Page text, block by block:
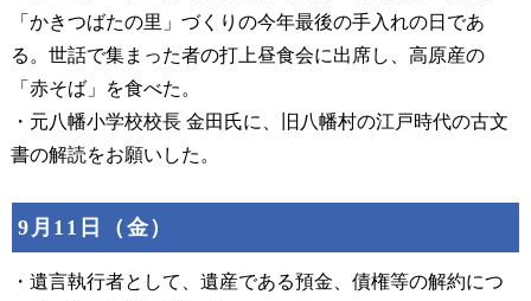
「かきつばたの里」づくりの今年最後の手入れの日であ
る。世話で集まった者の打上昼食会に出席し、高原産の
「赤そば」を食べた。
・元八幡小学校校長 金田氏に、旧八幡村の江戸時代の古文
書の解読をお願いした。
9月11日（金）
・遺言執行者として、遺産である預金、債権等の解約につ